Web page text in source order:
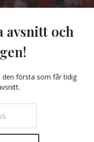
avsnitt och
den första som får tidig